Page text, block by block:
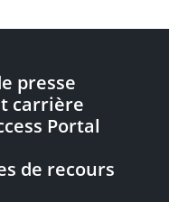
presse
carrière
Portal
de recours